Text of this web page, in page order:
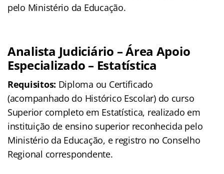
pelo Ministério da Educação.
Analista Judiciário – Área Apoio
Especializado – Estatística
Requisitos: Diploma ou Certificado
(acompanhado do Histórico Escolar) do curso
Superior completo em Estatística, realizado em
instituição de ensino superior reconhecida pelo
Ministério da Educação, e registro no Conselho
Regional correspondente.